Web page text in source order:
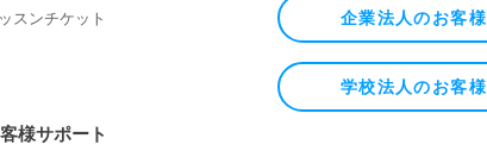
スンチケット
様サポート
企業法人のお客様
学校法人のお客様